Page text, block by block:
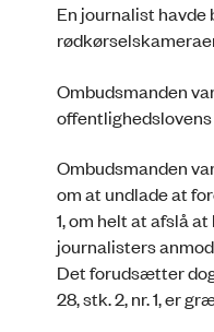
En journalist
Ombudsmanden
offentlighedslovens §
Ombudsmanden
om at undlade at
1, om helt at afslå
journalisters
Det forudsætter
28, stk. 2, nr. 1, er